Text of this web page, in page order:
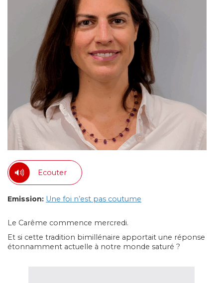
Ecouter
Emission: Une foi n’est pas coutume
Le Carême commence mercredi.
Et si cette tradition bimillénaire apportait une réponse
étonnamment actuelle à notre monde saturé ?